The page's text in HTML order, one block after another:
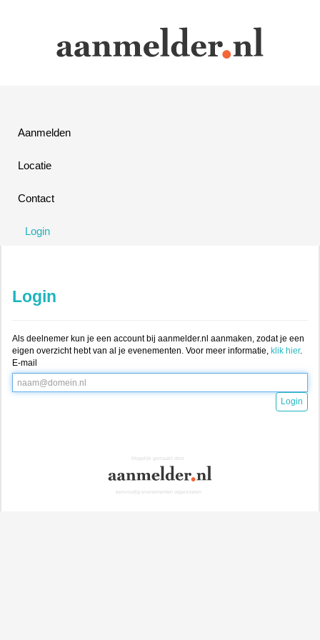
Aanmelden
Locatie
Contact
Login
Login
Als deelnemer kun je een account bij aanmelder.nl aanmaken, zodat je een
eigen overzicht hebt van al je evenementen. Voor meer informatie, klik hier.
E-mail
Login
Mogelijk gemaakt door
eenvoudig evenementen organiseren